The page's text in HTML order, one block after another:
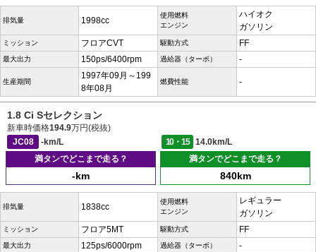
排気量 1998cc
使用燃料
エンジン
ハイオク
ガソリン
ミッション フロアCVT 駆動方式 FF
最大出力 150ps/6400rpm 過給器（ターボ） -
生産期間
1997年09月～199
8年08月
燃費性能 -
1.8 Ci Sセレクション
新車時価格194.9万円(税抜)
JC08
-km/L 10・15
14.0km/L
満タンでどこまで走る？
-km
満タンでどこまで走る？
840km
排気量 1838cc
使用燃料
エンジン
レギュラー
ガソリン
ミッション フロア5MT 駆動方式 FF
最大出力 125ps/6000rpm 過給器（ターボ） -